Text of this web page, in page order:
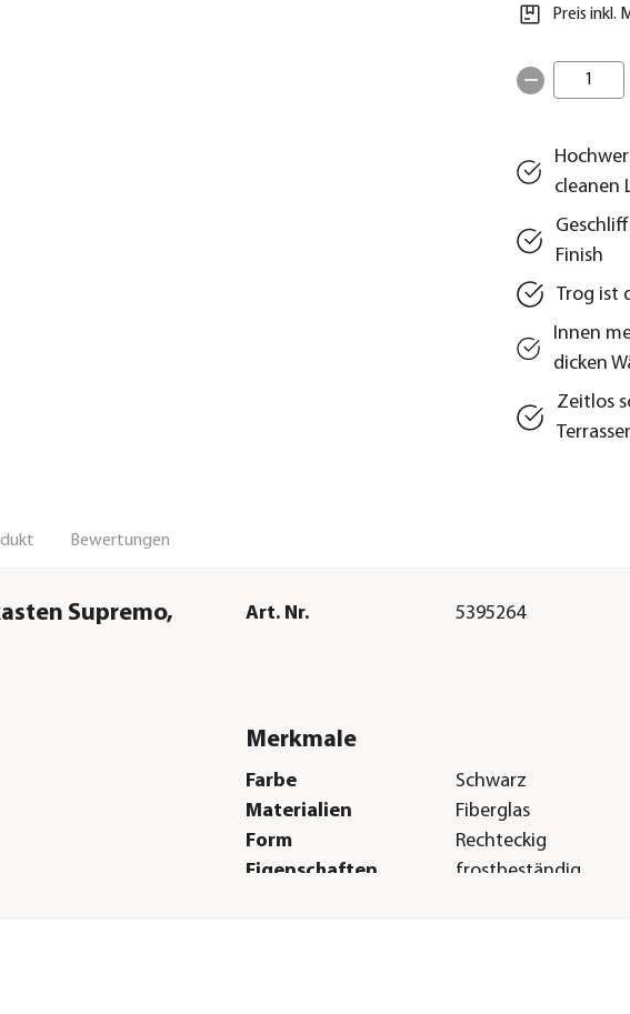
Preis inkl.
1
cleanen
Finish
Trog ist
Innen
dicken
Zeitlos
Bewertungen
Supremo,
Art. Nr. 5395264
Merkmale
Farbe
Schwarz
Materialien
Fiberglas
Form
Rechteckig
Eigenschaften
frostbeständig